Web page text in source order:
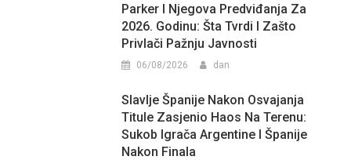
Parker I Njegova Predviđanja Za
2026. Godinu: Šta Tvrdi I Zašto
Privlači Pažnju Javnosti
06/08/2026 dan
Slavlje Španije Nakon Osvajanja
Titule Zasjenio Haos Na Terenu:
Sukob Igrača Argentine I Španije
Nakon Finala